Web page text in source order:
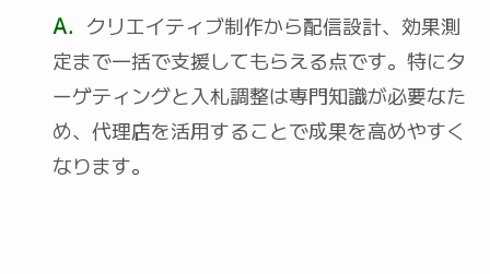
A. クリエイティブ制作から配信設計、効果測
定まで一括で支援してもらえる点です。特にタ
ーゲティングと入札調整は専門知識が必要なた
め、代理店を活用することで成果を高めやすく
なります。